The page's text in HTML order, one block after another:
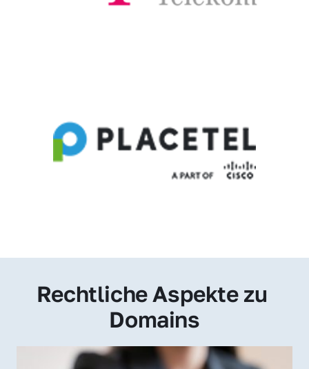
Rechtliche Aspekte zu
Domains